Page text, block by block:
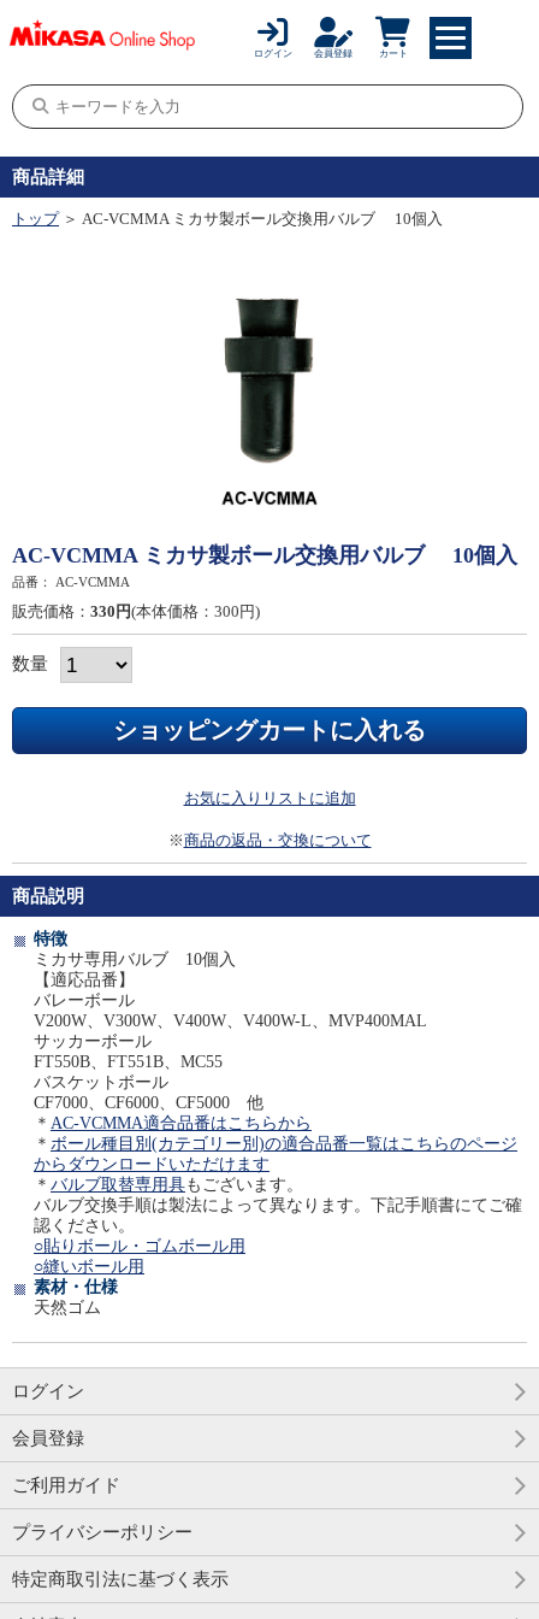
ログイン 会員登録 カート
商品詳細
トップ＞ AC-VCMMA ミカサ製ボール交換用バルブ 10個入
AC-VCMMA ミカサ製ボール交換用バルブ 10個入
品番： AC-VCMMA
販売価格： 330円(本体価格：300円)
数量
お気に入りリストに追加
※商品の返品・交換について
商品説明
特徴
ミカサ専用バルブ 10個入
【適応品番】
バレーボール
V200W、V300W、V400W、V400W-L、MVP400MAL
サッカーボール
FT550B、FT551B、MC55
バスケットボール
CF7000、CF6000、CF5000 他
＊ AC-VCMMA適合品番はこちらから
＊ ボール種目別(カテゴリー別)の適合品番一覧はこちらのページ
からダウンロードいただけます
＊ バルブ取替専用具もございます。
バルブ交換手順は製法によって異なります。下記手順書にてご確
認ください。
○貼りボール・ゴムボール用
○縫いボール用
素材・仕様
天然ゴム
ログイン
会員登録
ご利用ガイド
プライバシーポリシー
特定商取引法に基づく表示